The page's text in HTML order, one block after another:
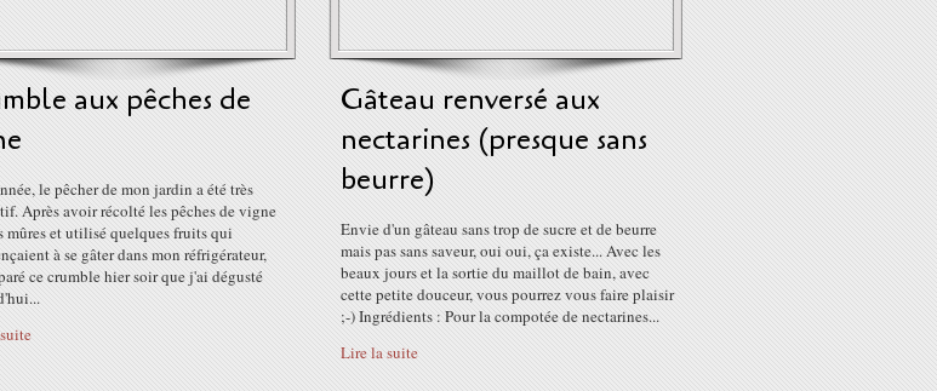
aux pêches de
le pêcher de mon jardin a été très
Après avoir récolté les pêches de vigne
mûres et utilisé quelques fruits qui
à se gâter dans mon réfrigérateur,
ce crumble hier soir que j'ai dégusté
Gâteau renversé aux
nectarines (presque sans
beurre)
Envie d'un gâteau sans trop de sucre et de beurre
mais pas sans saveur, oui oui, ça existe... Avec les
beaux jours et la sortie du maillot de bain, avec
cette petite douceur, vous pourrez vous faire plaisir
;-) Ingrédients : Pour la compotée de nectarines...
Lire la suite